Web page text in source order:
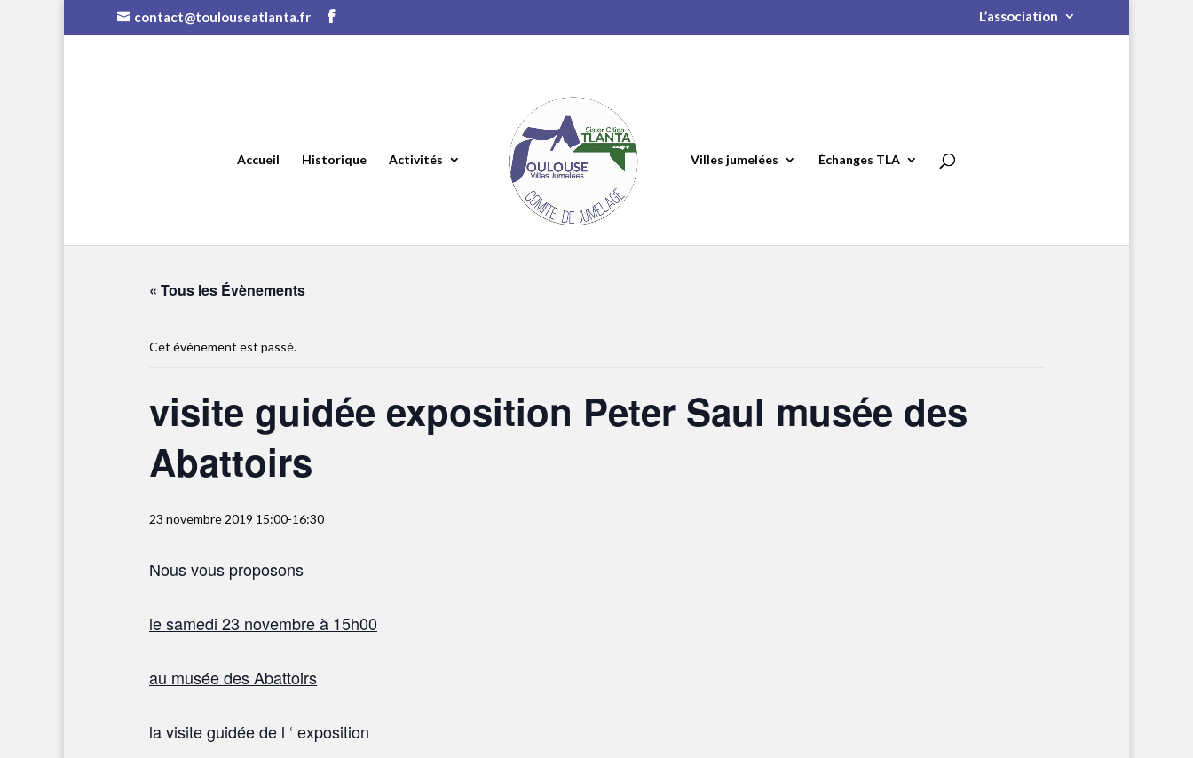
contact@toulouseatlanta.fr L’association
Accueil Historique Activités Villes jumelées Échanges TLA
« Tous les Évènements
Cet évènement est passé.
visite guidée exposition Peter Saul musée des
Abattoirs
23 novembre 2019 15:00-16:30
Nous vous proposons
le samedi 23 novembre à 15h00
au musée des Abattoirs
la visite guidée de l ‘ exposition